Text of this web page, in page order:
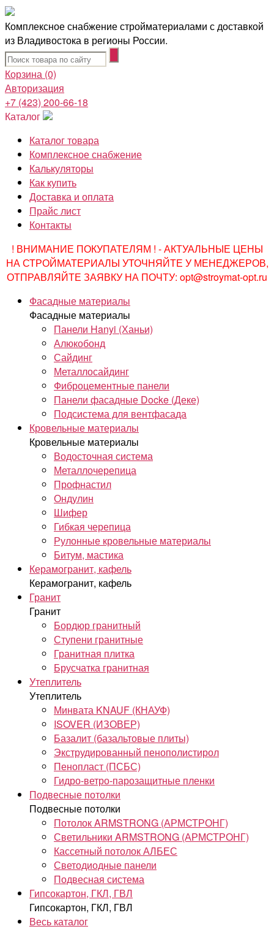
Комплексное снабжение стройматериалами с доставкой
из Владивостока в регионы России.
Корзина (0)
Авторизация
+7 (423) 200-66-18
Каталог
Каталог товара
Комплексное снабжение
Калькуляторы
Как купить
Доставка и оплата
Прайс лист
Контакты
! ВНИМАНИЕ ПОКУПАТЕЛЯМ ! - АКТУАЛЬНЫЕ ЦЕНЫ
НА СТРОЙМАТЕРИАЛЫ УТОЧНЯЙТЕ У МЕНЕДЖЕРОВ,
ОТПРАВЛЯЙТЕ ЗАЯВКУ НА ПОЧТУ: opt@stroymat-opt.ru
Фасадные материалы
Фасадные материалы
Панели Hanyi (Ханьи)
Алюкобонд
Сайдинг
Металлосайдинг
Фиброцементные панели
Панели фасадные Docke (Деке)
Подсистема для вентфасада
Кровельные материалы
Кровельные материалы
Водосточная система
Металлочерепица
Профнастил
Ондулин
Шифер
Гибкая черепица
Рулонные кровельные материалы
Битум, мастика
Керамогранит, кафель
Керамогранит, кафель
Гранит
Гранит
Бордюр гранитный
Ступени гранитные
Гранитная плитка
Брусчатка гранитная
Утеплитель
Утеплитель
Минвата KNAUF (КНАУФ)
ISOVER (ИЗОВЕР)
Базалит (базальтовые плиты)
Экструдированный пенополистирол
Пенопласт (ПСБС)
Гидро-ветро-парозащитные пленки
Подвесные потолки
Подвесные потолки
Потолок ARMSTRONG (АРМСТРОНГ)
Светильники ARMSTRONG (АРМСТРОНГ)
Кассетный потолок АЛБЕС
Светодиодные панели
Подвесная система
Гипсокартон, ГКЛ, ГВЛ
Гипсокартон, ГКЛ, ГВЛ
Весь каталог